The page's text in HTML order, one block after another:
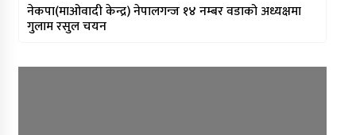
नेकपा(माओवादी केन्द्र) नेपालगन्ज १४ नम्बर वडाको अध्यक्षमा
गुलाम रसुल चयन